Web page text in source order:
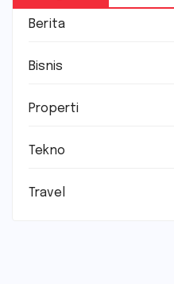
Berita
Bisnis
Properti
Tekno
Travel